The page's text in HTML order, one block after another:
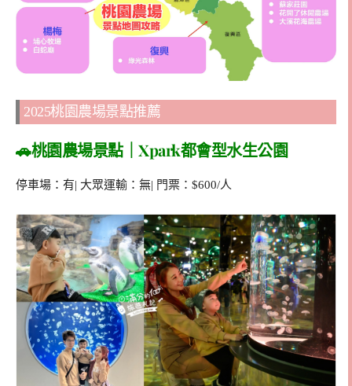
2025桃園農場景點推薦
🚗桃園農場景點｜Xpark都會型水生公園
停車場：有| 大眾運輸：無| 門票：$600/人